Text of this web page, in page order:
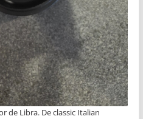
de Libra. De classic Italian